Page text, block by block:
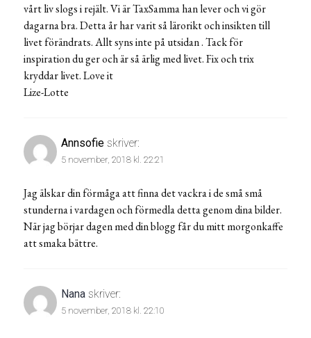
vårt liv slogs i rejält. Vi är TaxSamma han lever och vi gör
dagarna bra. Detta år har varit så lärorikt och insikten till
livet förändrats. Allt syns inte på utsidan . Tack för
inspiration du ger och är så ärlig med livet. Fix och trix
kryddar livet. Love it
Lize-Lotte
Annsofie skriver:
5 november, 2018 kl. 22:21
Jag älskar din förmåga att finna det vackra i de små små
stunderna i vardagen och förmedla detta genom dina bilder.
När jag börjar dagen med din blogg får du mitt morgonkaffe
att smaka bättre.
Nana skriver:
5 november, 2018 kl. 22:10